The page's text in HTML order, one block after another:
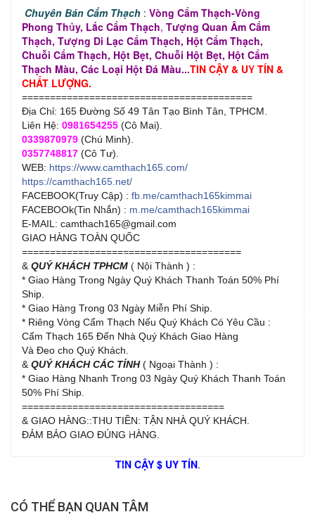
Chuyên Bán Cẩm Thạch : Vòng Cẩm Thạch-Vòng
Phong Thủy, Lắc Cẩm Thạch, Tượng Quan Âm Cẩm
Thạch, Tượng Di Lạc Cẩm Thạch, Hột Cẩm Thạch,
Chuỗi Cẩm Thạch, Hột Bẹt, Chuỗi Hột Bẹt, Hột Cẩm
Thạch Màu, Các Loại Hột Đá Màu...TIN CẬY & UY TÍN &
CHẤT LƯỢNG.
=========================================
Địa Chỉ: 165 Đường Số 49 Tân Tạo Bình Tân, TPHCM.
Liên Hệ: 0981654255 (Cô Mai).
0339870979 (Chú Minh).
0357748817 (Cô Tư).
WEB: https://www.camthach165.com/
https://camthach165.net/
FACEBOOK(Truy Cập) : fb.me/camthach165kimmai
FACEBOOk(Tin Nhắn) : m.me/camthach165kimmai
E-MAIL: camthach165@gmail.com
GIAO HÀNG TOÀN QUỐC
=======================================
& QUÝ KHÁCH TPHCM ( Nội Thành ) :
* Giao Hàng Trong Ngày Quý Khách Thanh Toán 50% Phí
Ship.
* Giao Hàng Trong 03 Ngày Miễn Phí Ship.
* Riêng Vòng Cẩm Thạch Nếu Quý Khách Có Yêu Cầu :
Cẩm Thạch 165 Đến Nhà Quý Khách Giao Hàng
Và Đeo cho Quý Khách.
& QUÝ KHÁCH CÁC TỈNH( Ngoại Thành ) :
* Giao Hàng Nhanh Trong 03 Ngày Quý Khách Thanh Toán
50% Phí Ship.
====================================
& GIAO HÀNG::THU TIỀN: TẬN NHÀ QUÝ KHÁCH.
ĐẢM BẢO GIAO ĐÚNG HÀNG.
TIN CẬY $ UY TÍN.
CÓ THỂ BẠN QUAN TÂM